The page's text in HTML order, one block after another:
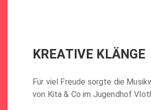
KREATIVE KLÄNGE
Für viel Freude sorgte die
von Kita & Co im Jugendhof